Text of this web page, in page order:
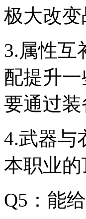
极大改变
3.属性互
配提升
要通过
4.武器与
本职业
Q5：能